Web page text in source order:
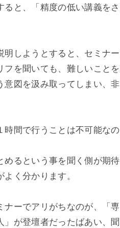
と、「精度の低い講義を
しようとすると、セミナ
を聞いても、難しいこと
図を汲み取ってしまい、
間で行うことは不可能なの
るという事を聞く側が期
く分かります。
ーでアリがちなのが、「
が登壇者だったばあい、